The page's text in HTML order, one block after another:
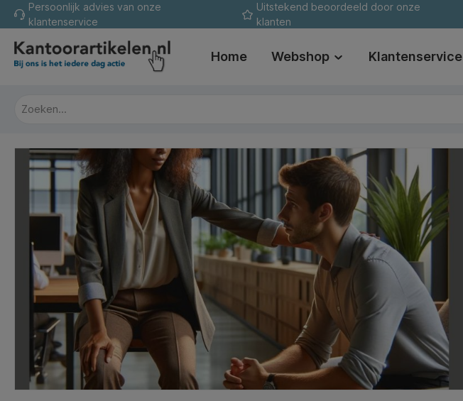
Ga naar de hoofdnavigatie
Persoonlijk advies van onze
klantenservice
Uitstekend beoordeeld door onze
klanten
Home Webshop Klantenservice